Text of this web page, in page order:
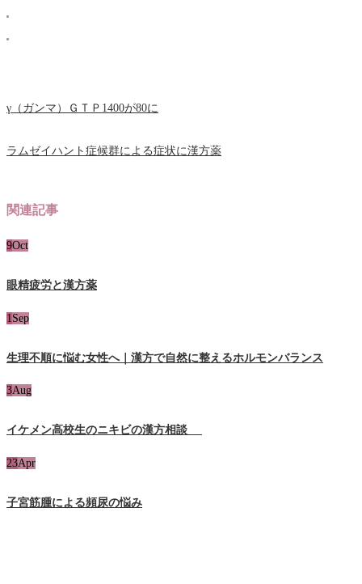
γ（ガンマ）ＧＴＰ1400が80に
ラムゼイハント症候群による症状に漢方薬
関連記事
9Oct
眼精疲労と漢方薬
1 Sep
生理不順に悩む女性へ｜漢方で自然に整えるホルモンバランス
3Aug
イケメン高校生のニキビの漢方相談
23Apr
子宮筋腫による頻尿の悩み